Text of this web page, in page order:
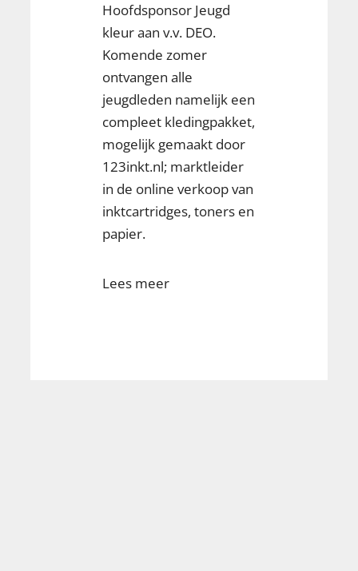
Hoofdsponsor Jeugd
kleur aan v.v. DEO.
Komende zomer
ontvangen alle
jeugdleden namelijk een
compleet kledingpakket,
mogelijk gemaakt door
123inkt.nl; marktleider
in de online verkoop van
inktcartridges, toners en
papier.
Lees meer